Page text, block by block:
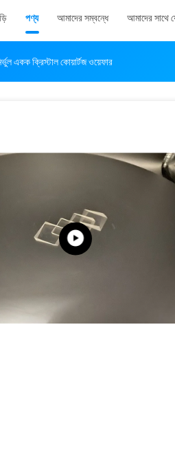
পণ্য আমাদের সম্বন্ধে আমাদের সাথে
একক ক্রিস্টাল কোয়ার্টজ ওয়েফার